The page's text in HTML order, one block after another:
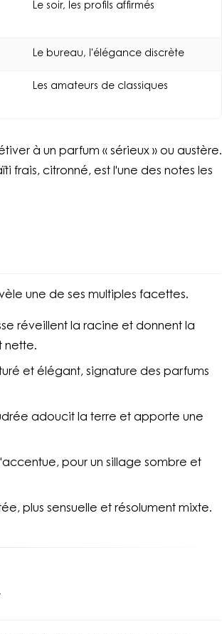
Le soir, les profils affirmés
Le bureau, l'élégance discrète
Les amateurs de classiques
à un parfum « sérieux » ou austère.
frais, citronné, est l'une des notes les
une de ses multiples facettes.
réveillent la racine et donnent la
nette.
et élégant, signature des parfums
adoucit la terre et apporte une
pour un sillage sombre et
plus sensuelle et résolument mixte.